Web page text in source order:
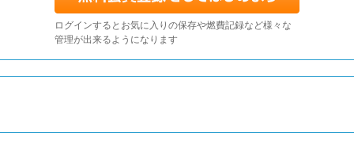
ログインするとお気に入りの保存や燃費記録など様々な
管理が出来るようになります